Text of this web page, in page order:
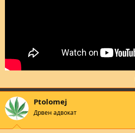
Ptolomej
Дрвен адвокат